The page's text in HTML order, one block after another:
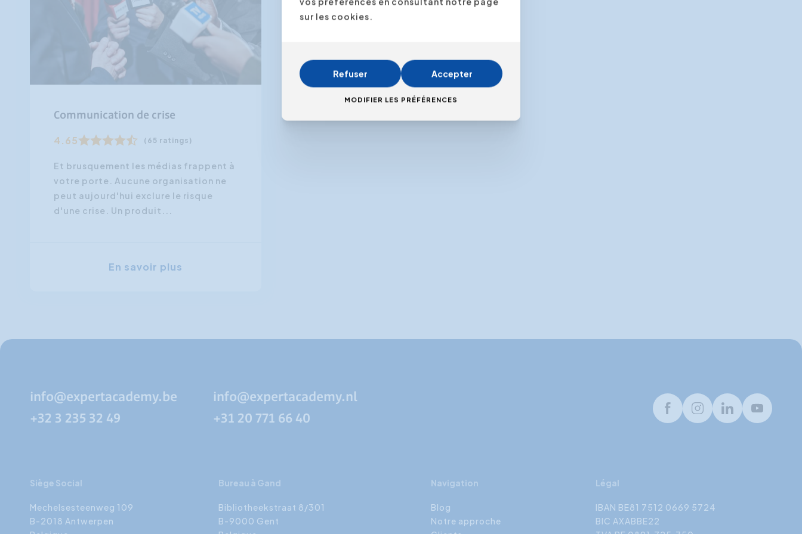
Communication de crise
4.65 (65 ratings)
Et brusquement les médias frappent à
votre porte. Aucune organisation ne
peut aujourd'hui exclure le risque
d'une crise. Un produit...
En savoir plus
info@expertacademy.be
+32 3 235 32 49
info@expertacademy.nl
+31 20 771 66 40
FacebookInstagramLinkedInYoutube
Siège Social
Mechelsesteenweg 109
B-2018 Antwerpen
Bureau à Gand
Bibliotheekstraat 8/301
B-9000 Gent
Navigation
Blog
Notre approche
Légal
IBAN BE81 7512 0669 5724
BIC AXABBE22
sur les cookies.
Refuser Accepter
MODIFIER LES PRÉFÉRENCES